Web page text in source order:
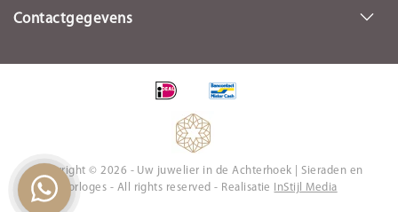
Contactgegevens
Copyright © 2026 - Uw juwelier in de Achterhoek | Sieraden en
Horloges - All rights reserved - Realisatie
InStijl Media